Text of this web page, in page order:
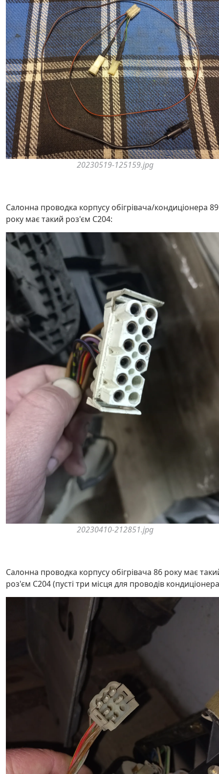
20230519-125159.jpg
Салонна проводка корпусу обігрівача/кондиціонера 89
року має такий роз'єм C204:
20230410-212851.jpg
Салонна проводка корпусу обігрівача 86 року має
роз'єм C204 (пусті три місця для проводів